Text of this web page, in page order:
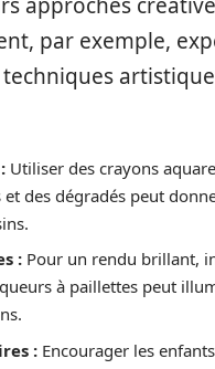
par exemple,
techniques
Utiliser des crayons
et des dégradés peut
: Pour un rendu brillant,
à paillettes peut
: Encourager les